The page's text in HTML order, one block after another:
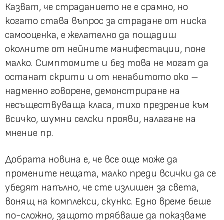
Казват, че страданието не е срамно, но
когато става въпрос за страдане от ниска
самооценка, е желателно да пощадиш
околните от нейните манифестации, поне
малко. Симптомите и без това не могат да
останат скрити и от ненабитото око –
надменно говорене, демонстриране на
несъществуваща класа, тихо презрение към
всичко, шумни селски прояви, налагане на
мнение пр.
Добрата новина е, че все още може да
промените нещата, малко преди всички да се
убедят напълно, че сте излишен за света,
вонящ на комплекси, скункс. Едно време беше
по-сложно, защото трябваше да показваме